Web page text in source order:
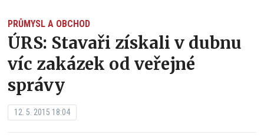
PRŮMYSL A OBCHOD
ÚRS: Stavaři získali v dubnu
víc zakázek od veřejné
správy
12. 5. 2015 18:04